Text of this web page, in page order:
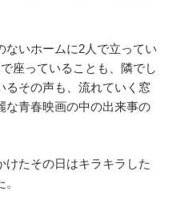
ないホームに2人で立ってい
座っていることも、隣でし
るその声も、流れていく窓
な青春映画の中の出来事の
けたその日はキラキラした